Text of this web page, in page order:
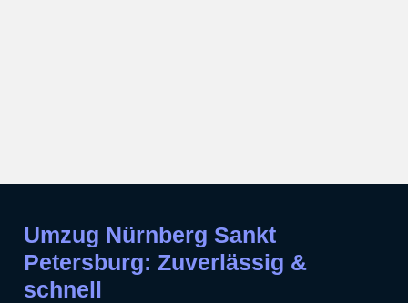
Umzug Nürnberg Sankt
Petersburg: Zuverlässig &
schnell